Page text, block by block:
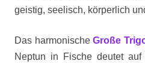
geistig, seelisch, körperlich
Das harmonischeGroße
Neptun in Fische deutet auf